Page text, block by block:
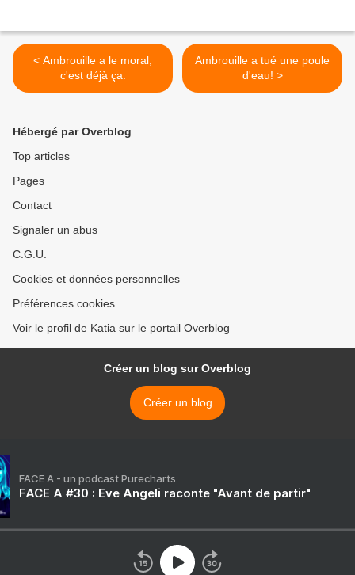
< Ambrouille a le moral,
c'est déjà ça.
Ambrouille a tué une poule
d'eau! >
Hébergé par Overblog
Top articles
Pages
Contact
Signaler un abus
C.G.U.
Cookies et données personnelles
Préférences cookies
Voir le profil de Katia sur le portail Overblog
Créer un blog sur Overblog
Créer un blog
FACE A - un podcast Purecharts
FACE A #30 : Eve Angeli raconte "Avant de partir"